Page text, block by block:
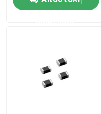
Σχετικά με εμάς